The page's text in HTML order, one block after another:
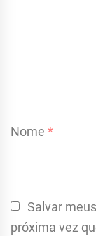
Nome *
Salvar
próxima vez